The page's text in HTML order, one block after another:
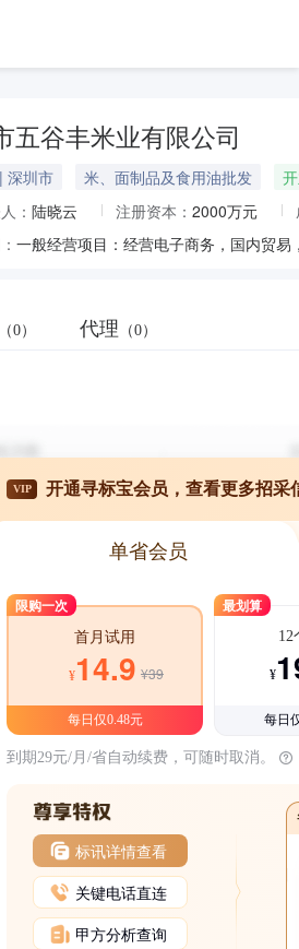
五谷丰米业有限公司
深圳市 米、面制品及食用油批发
： 陆晓云 注册资本： 2000万元
（0） 代理 （0）
VIP 开通寻标宝会员，查看更多招采
单省会员
限购一次
首月试用
¥14.9 ¥39
每日仅0.48元
最划算
12
¥
每日
到期29元/月/省自动续费，可随时取消。
标讯详情查看
关键电话直连
甲方分析查询